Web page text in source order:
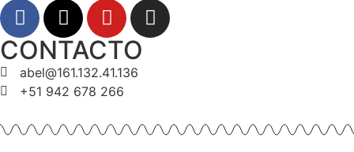
CONTACTO
abel@161.132.41.136
+51 942 678 266